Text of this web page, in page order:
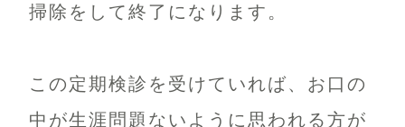
掃除をして終了になります。
この定期検診を受けていれば、お口の
中が生涯問題ないように思われる方が